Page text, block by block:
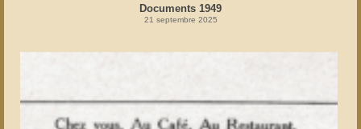
Documents 1949
21 septembre 2025